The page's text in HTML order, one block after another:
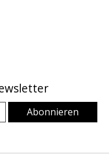
Abonnieren